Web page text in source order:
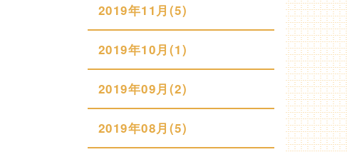
2019年11月(5)
2019年10月(1)
2019年09月(2)
2019年08月(5)